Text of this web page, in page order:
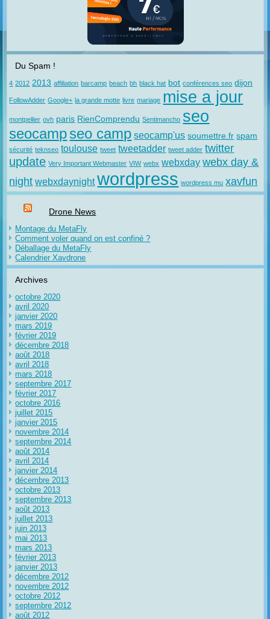
Du Spam !
4 2012 2013 affiliation barcamp beach bh black hat bot conférences seo dijon
FollowAdder Google+ la grande motte livre mariage mise a jour
montpellier ovh paris RienComprendu Sentimancho seo
seocampseo camp seocamp'us soumettre.fr spam
sécurité teknseo toulouse tweet tweetadder tweet adder twitter
update Very Important Webmaster VIW webx webxday webx day &
night webxdaynight wordpress wordpress mu xavfun
Drone News
Montage du MetaFly
Comment voler quand on est confiné ?
Déballage du MetaFly
Calendrier Xavdrone
Archives
octobre 2020
avril 2020
janvier 2020
mars 2019
février 2019
décembre 2018
août 2018
avril 2018
mars 2018
septembre 2017
février 2017
octobre 2016
juillet 2015
janvier 2015
novembre 2014
septembre 2014
août 2014
avril 2014
janvier 2014
décembre 2013
octobre 2013
septembre 2013
août 2013
juillet 2013
juin 2013
mai 2013
mars 2013
février 2013
janvier 2013
décembre 2012
novembre 2012
octobre 2012
septembre 2012
août 2012